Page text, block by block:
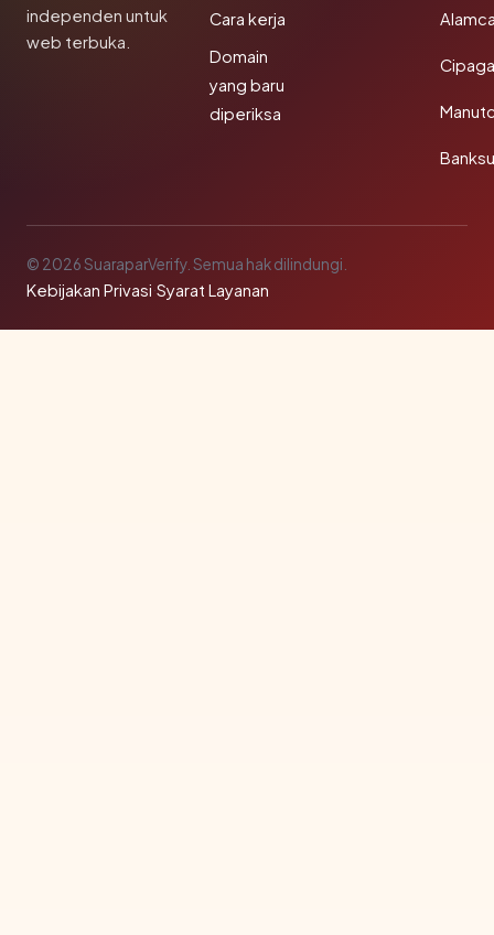
independen untuk
web terbuka.
Cara kerja
Domain
yang baru
diperiksa
© 2026 SuaraparVerify. Semua hak dilindungi.
Kebijakan Privasi·Syarat Layanan